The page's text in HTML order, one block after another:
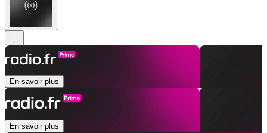
En savoir plus
En savoir plus